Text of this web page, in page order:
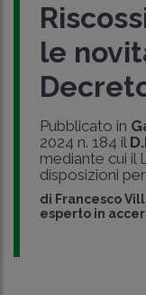
le
Pubblicato in
2024 n. 184 il
mediante cui il
disposizioni
di Francesco
esperto in